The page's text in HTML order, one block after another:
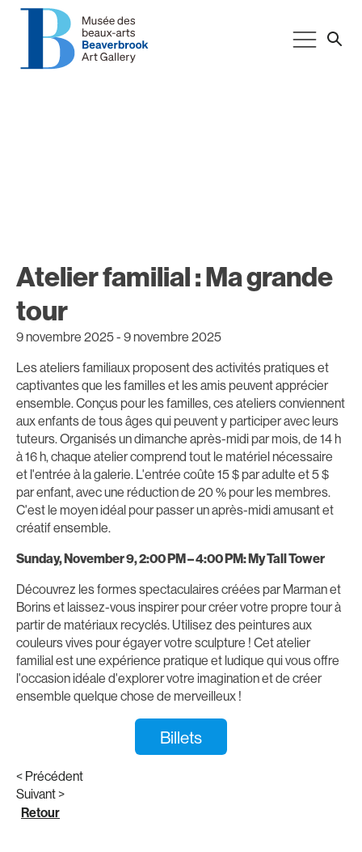
Atelier familial : Ma grande
tour
9 novembre 2025- 9 novembre 2025
Les ateliers familiaux proposent des activités pratiques et
captivantes que les familles et les amis peuvent apprécier
ensemble. Conçus pour les familles, ces ateliers conviennent
aux enfants de tous âges qui peuvent y participer avec leurs
tuteurs. Organisés un dimanche après-midi par mois, de 14 h
à 16 h, chaque atelier comprend tout le matériel nécessaire
et l'entrée à la galerie. L'entrée coûte 15 $ par adulte et 5 $
par enfant, avec une réduction de 20 % pour les membres.
C'est le moyen idéal pour passer un après-midi amusant et
créatif ensemble.
Sunday, November 9, 2:00 PM – 4:00 PM: My Tall Tower
Découvrez les formes spectaculaires créées par Marman et
Borins et laissez-vous inspirer pour créer votre propre tour à
partir de matériaux recyclés. Utilisez des peintures aux
couleurs vives pour égayer votre sculpture ! Cet atelier
familial est une expérience pratique et ludique qui vous offre
l'occasion idéale d'explorer votre imagination et de créer
ensemble quelque chose de merveilleux !
Billets
< Précédent
Suivant >
Retour